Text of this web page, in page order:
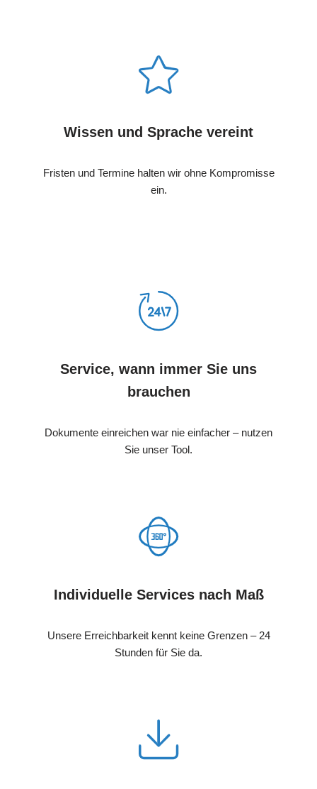
Wissen und Sprache vereint
Fristen und Termine halten wir ohne Kompromisse
ein.
Service, wann immer Sie uns
brauchen
Dokumente einreichen war nie einfacher – nutzen
Sie unser Tool.
Individuelle Services nach Maß
Unsere Erreichbarkeit kennt keine Grenzen – 24
Stunden für Sie da.